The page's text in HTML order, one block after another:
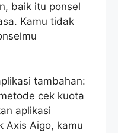
baik itu ponsel
Kamu tidak
tambahan:
cek kuota
aplikasi
Axis Aigo, kamu